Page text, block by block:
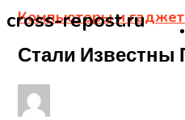
cross-repost.ru
Компьютеры и
Стали Известны